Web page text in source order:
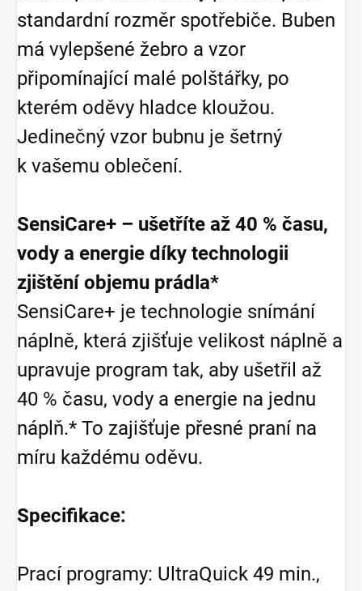
standardní rozměr spotřebiče. Buben
má vylepšené žebro a vzor
připomínající malé polštářky, po
kterém oděvy hladce kloužou.
Jedinečný vzor bubnu je šetrný
k vašemu oblečení.
SensiCare+ – ušetříte až 40 % času,
vody a energie díky technologii
zjištění objemu prádla*
SensiCare+ je technologie snímání
náplně, která zjišťuje velikost náplně a
upravuje program tak, aby ušetřil až
40 % času, vody a energie na jednu
náplň.* To zajišťuje přesné praní na
míru každému oděvu.
Specifikace:
Prací programy: UltraQuick 49 min.,